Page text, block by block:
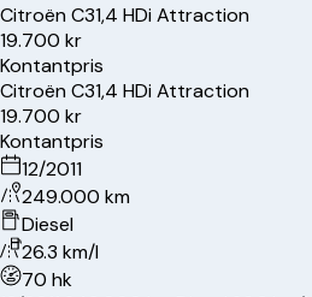
CitroënC31,4 HDi Attraction
19.700 kr
Kontantpris
CitroënC31,4 HDi Attraction
19.700 kr
Kontantpris
12/2011
249.000 km
Diesel
26.3 km/l
70 hk